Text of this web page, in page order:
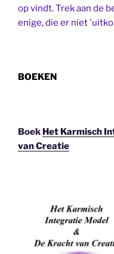
op vindt. Trek aan de
enige, die er niet
BOEKEN
Boek Het Karmisch
van Creatie